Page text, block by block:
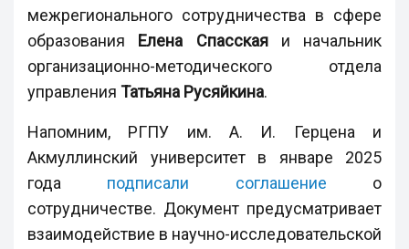
межрегионального сотрудничества в сфере
образования Елена Спасскаяи начальник
организационно-методического отдела
управления Татьяна Русяйкина.
Напомним, РГПУ им. А. И. Герцена и
Акмуллинский университет в январе 2025
года подписали соглашение о
сотрудничестве. Документ предусматривает
взаимодействие в научно-исследовательской